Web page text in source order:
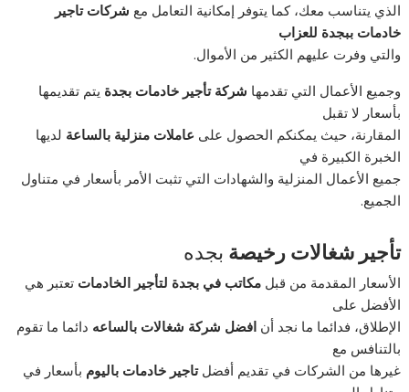
الذي يتناسب معك، كما يتوفر إمكانية التعامل مع شركات تاجير
خادمات ببجدة للعزاب
والتي وفرت عليهم الكثير من الأموال.
وجميع الأعمال التي تقدمها شركة تأجير خادمات بجدة يتم تقديمها
بأسعار لا تقبل
المقارنة، حيث يمكنكم الحصول على عاملات منزلية بالساعة لديها
الخبرة الكبيرة في
جميع الأعمال المنزلية والشهادات التي تثبت الأمر بأسعار في متناول
الجميع.
تأجير شغالات رخيصة بجده
الأسعار المقدمة من قبلمكاتب في بجدة لتأجير الخادماتتعتبر هي
الأفضل على
الإطلاق، فدائما ما نجد أنافضل شركة شغالات بالساعه دائما ما تقوم
بالتنافس مع
غيرها من الشركات في تقديم أفضلتاجير خادمات باليوم بأسعار في